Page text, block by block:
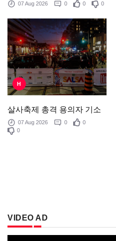
07 Aug 2026 0 0 0
H
살사축제 총격 용의자 기소
07 Aug 2026 0
0
0
VIDEO AD